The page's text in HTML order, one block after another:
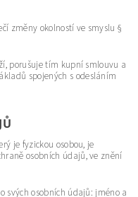
změny okolností ve smyslu §
porušuje tím kupní smlouvu a
spojených s odesláním
je fyzickou osobou, je
osobních údajů, ve znění
svých osobních údajů: jméno a